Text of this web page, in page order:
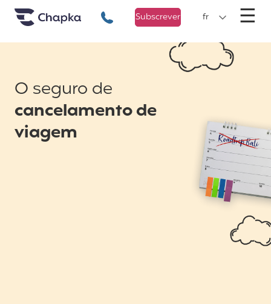
Chapka Seguro Viagem
+351 800 50 01 71
Subscrever fr ☰
O seguro de
cancelamento de
viagem